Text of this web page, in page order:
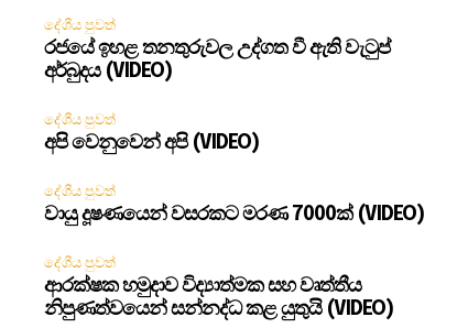
දේශීය පුවත්
රජයේ ඉහළ තනතුරුවල උද්ගත වී ඇති වැටුප්
අර්බුදය (VIDEO)
දේශීය පුවත්
අපි වෙනුවෙන් අපි (VIDEO)
දේශීය පුවත්
වායු දූෂණයෙන් වසරකට මරණ 7000ක් (VIDEO)
දේශීය පුවත්
ආරක්ෂක හමුදාව විද්‍යාත්මක සහ වෘත්තීය
නිපුණත්වයෙන් සන්නද්ධ කළ යුතුයි (VIDEO)